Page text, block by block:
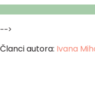
-->
Članci autora: Ivana